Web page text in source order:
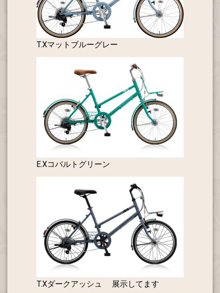
T.Xマットブルーグレー
E.Xコバルトグリーン
T.Xダークアッシュ 展示してます